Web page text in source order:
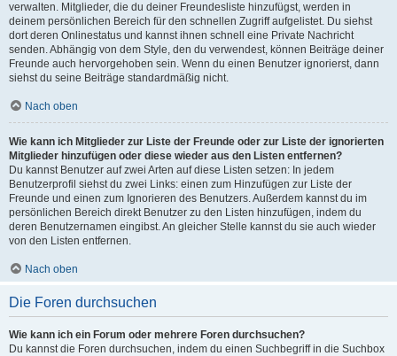
verwalten. Mitglieder, die du deiner Freundesliste hinzufügst, werden in
deinem persönlichen Bereich für den schnellen Zugriff aufgelistet. Du siehst
dort deren Onlinestatus und kannst ihnen schnell eine Private Nachricht
senden. Abhängig von dem Style, den du verwendest, können Beiträge deiner
Freunde auch hervorgehoben sein. Wenn du einen Benutzer ignorierst, dann
siehst du seine Beiträge standardmäßig nicht.
Nach oben
Wie kann ich Mitglieder zur Liste der Freunde oder zur Liste der ignorierten
Mitglieder hinzufügen oder diese wieder aus den Listen entfernen?
Du kannst Benutzer auf zwei Arten auf diese Listen setzen: In jedem
Benutzerprofil siehst du zwei Links: einen zum Hinzufügen zur Liste der
Freunde und einen zum Ignorieren des Benutzers. Außerdem kannst du im
persönlichen Bereich direkt Benutzer zu den Listen hinzufügen, indem du
deren Benutzernamen eingibst. An gleicher Stelle kannst du sie auch wieder
von den Listen entfernen.
Nach oben
Die Foren durchsuchen
Wie kann ich ein Forum oder mehrere Foren durchsuchen?
Du kannst die Foren durchsuchen, indem du einen Suchbegriff in die Suchbox